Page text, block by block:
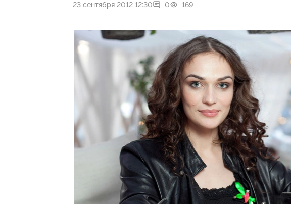
23 сентября 2012 12:30 0 169